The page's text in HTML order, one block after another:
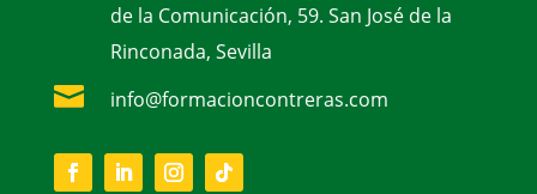
de la Comunicación, 59. San José de la
Rinconada, Sevilla
 info@formacioncontreras.com